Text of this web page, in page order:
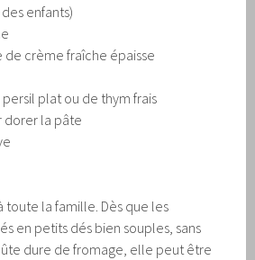
enfants)
de crème fraîche épaisse
plat ou de thym frais
dorer la pâte
la famille. Dès que les
en petits dés bien souples, sans
dure de fromage, elle peut être